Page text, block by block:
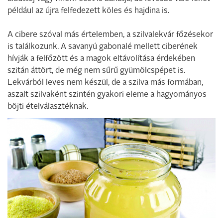
például az újra felfedezett köles és hajdina is.
A cibere szóval más értelemben, a szilvalekvár főzésekor
is találkozunk. A savanyú gabonalé mellett ciberének
hívják a felfőzött és a magok eltávolítása érdekében
szitán áttört, de még nem sűrű gyümölcspépet is.
Lekvárból leves nem készül, de a szilva más formában,
aszalt szilvaként szintén gyakori eleme a hagyományos
böjti ételválasztéknak.